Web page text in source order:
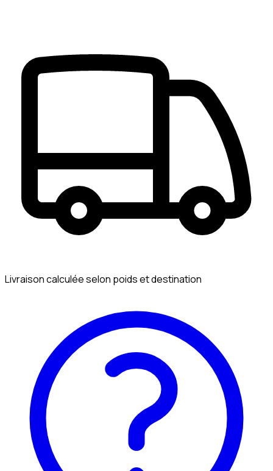
Livraison calculée selon poids et destination